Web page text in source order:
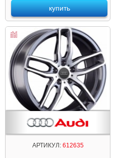
купить
АРТИКУЛ:612635